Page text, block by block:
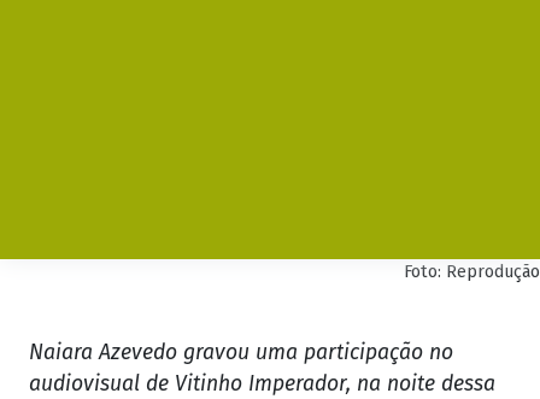
Foto: Reprodução
Naiara Azevedo gravou uma participação no
audiovisual de Vitinho Imperador, na noite dessa